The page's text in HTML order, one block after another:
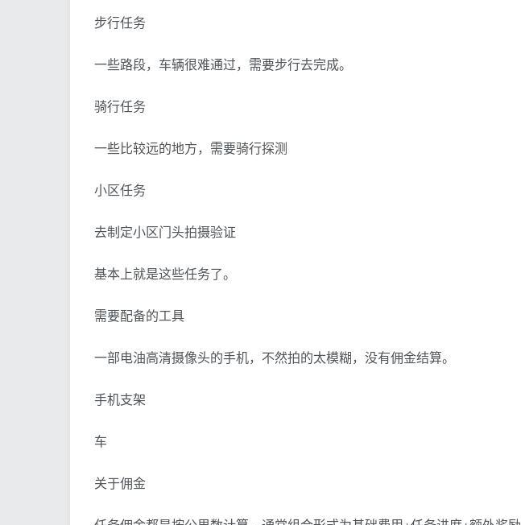
步行任务
一些路段，车辆很难通过，需要步行去完成。
骑行任务
一些比较远的地方，需要骑行探测
小区任务
去制定小区门头拍摄验证
基本上就是这些任务了。
需要配备的工具
一部电油高清摄像头的手机，不然拍的太模糊，没有佣金结算。
手机支架
车
关于佣金